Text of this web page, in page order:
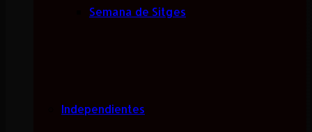
Semana de Sitges
Independientes